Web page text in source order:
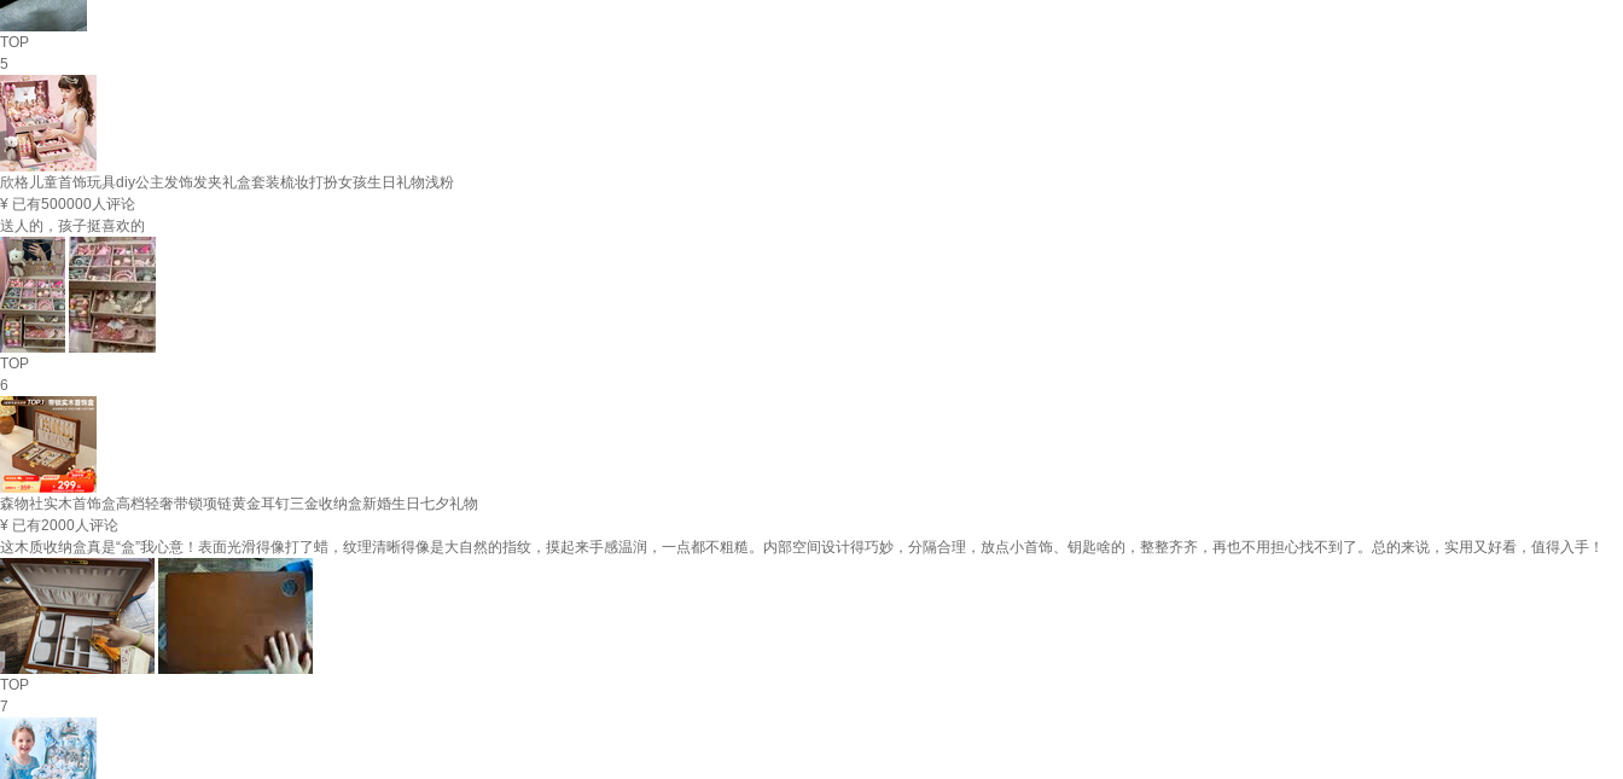
TOP
5
欣格儿童首饰玩具diy公主发饰发夹礼盒套装梳妆打扮女孩生日礼物浅粉
¥ 已有500000人评论
送人的，孩子挺喜欢的
TOP
6
森物社实木首饰盒高档轻奢带锁项链黄金耳钉三金收纳盒新婚生日七夕礼物
¥ 已有2000人评论
这木质收纳盒真是“盒”我心意！表面光滑得像打了蜡，纹理清晰得像是大自然的指纹，摸起来手感温润，一点都不粗糙。内部空间设计得巧妙，分隔合理，放点小首饰、钥匙啥的，整整齐齐，再也不用担心找不到了。总的来说，实用又好看，值得入手！
TOP
7